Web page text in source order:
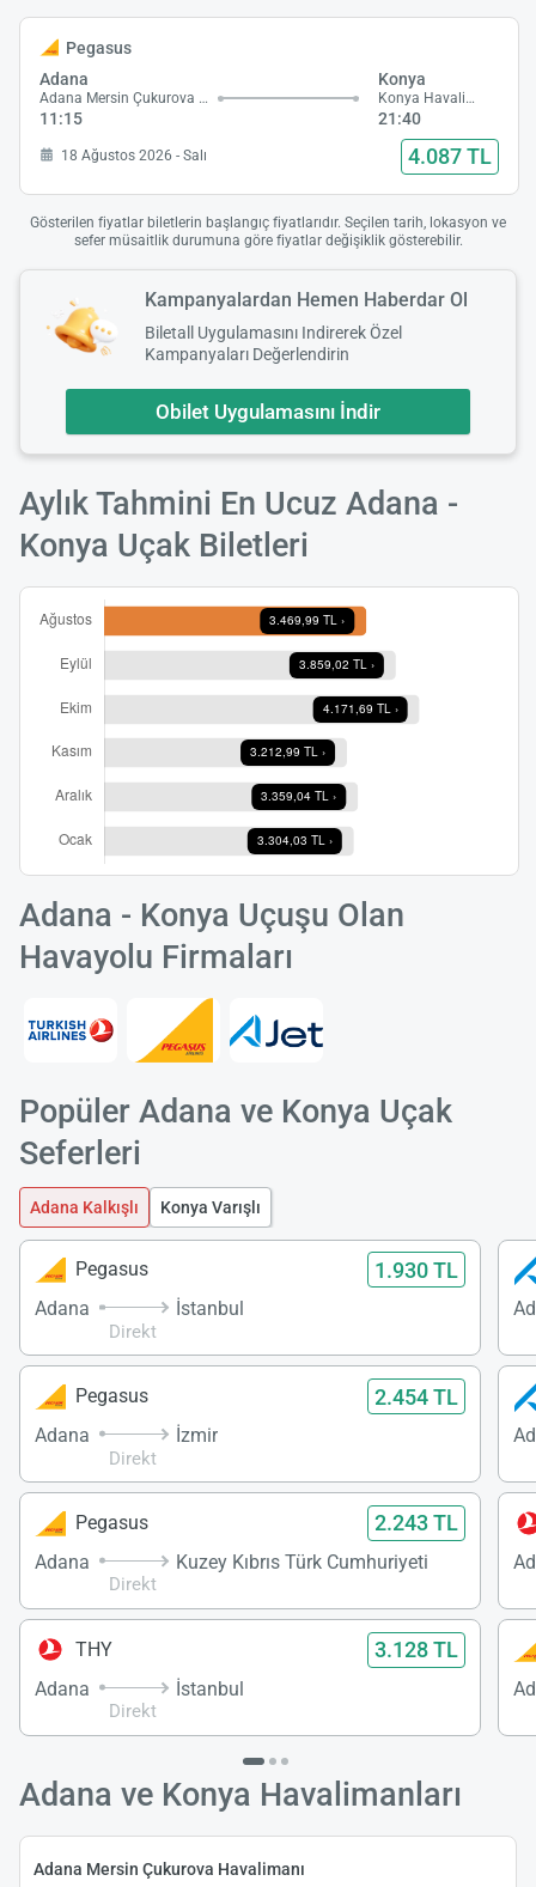
Pegasus
Adana
Adana Mersin Çukurova Havalimanı
11:15
Konya
Konya Havalimanı
21:40
18 Ağustos 2026 - Salı 4.087 TL
Gösterilen fiyatlar biletlerin başlangıç fiyatlarıdır. Seçilen tarih, lokasyon ve
sefer müsaitlik durumuna göre fiyatlar değişiklik gösterebilir.
Kampanyalardan Hemen Haberdar Ol
Biletall Uygulamasını Indirerek Özel
Kampanyaları Değerlendirin
Obilet Uygulamasını İndir
Aylık Tahmini En Ucuz Adana -
Konya Uçak Biletleri
Adana - Konya Uçuşu Olan
Havayolu Firmaları
Popüler Adana ve Konya Uçak
Seferleri
Adana Kalkışlı Konya Varışlı
Pegasus 1.930 TL
Adana
Direkt
İstanbul
Pegasus 2.454 TL
Adana
Direkt
İzmir
Pegasus 2.243 TL
Adana
Direkt
Kuzey Kıbrıs Türk Cumhuriyeti
THY 3.128 TL
Adana
Direkt
İstanbul
Adana ve Konya Havalimanları
Adana Mersin Çukurova Havalimanı